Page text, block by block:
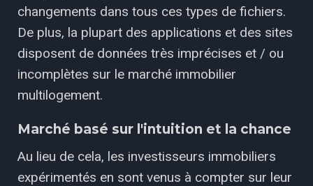
changements dans tous ces types de fichiers.
De plus, la plupart des applications et des sites
disposent de données très imprécises et / ou
incomplètes sur le marché immobilier
multilogement.
Marché basé sur l'intuition et la chance
Au lieu de cela, les investisseurs immobiliers
expérimentés en sont venus à compter sur leur